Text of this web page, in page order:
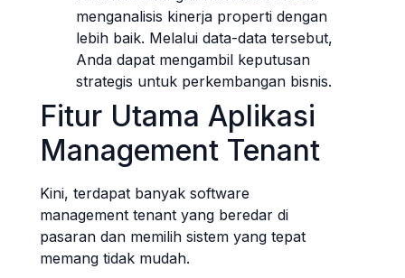
menganalisis kinerja properti dengan
lebih baik. Melalui data-data tersebut,
Anda dapat mengambil keputusan
strategis untuk perkembangan bisnis.
Fitur Utama Aplikasi
Management Tenant
Kini, terdapat banyak software
management tenant yang beredar di
pasaran dan memilih sistem yang tepat
memang tidak mudah.